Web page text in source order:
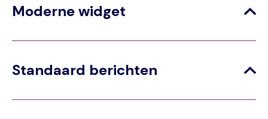
Moderne widget
Standaard berichten